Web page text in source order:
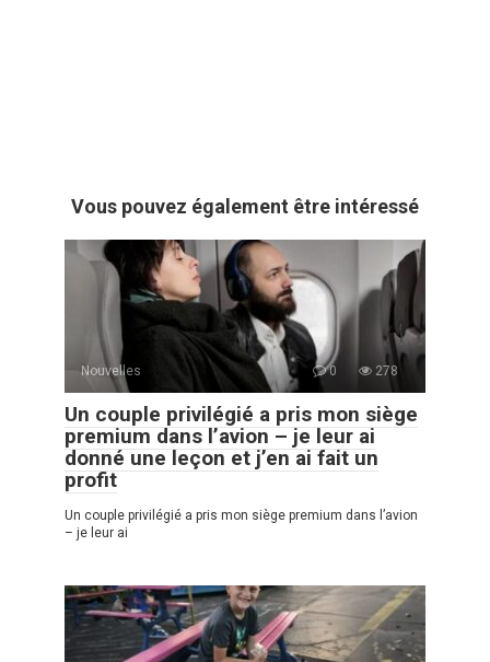
Vous pouvez également être intéressé
Nouvelles 0 278
Un couple privilégié a pris mon siège
premium dans l’avion – je leur ai
donné une leçon et j’en ai fait un
profit
Un couple privilégié a pris mon siège premium dans l’avion
– je leur ai